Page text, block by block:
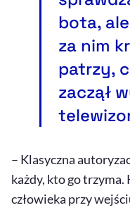
bota,
za nim
patrzy,
zaczął
– Klasyczna
każdy, kto go
człowieka przy